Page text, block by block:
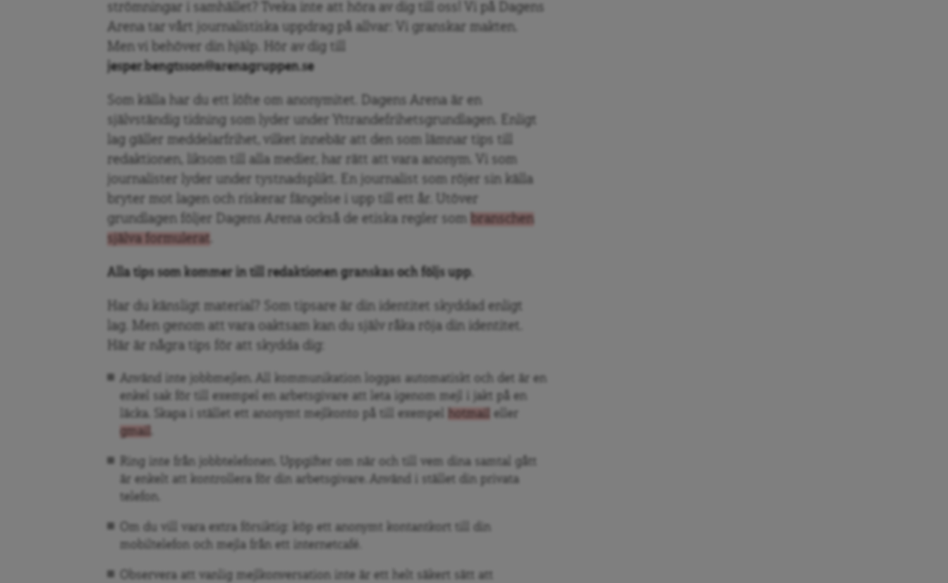
strömningar i samhället? Tveka inte att höra av dig till oss! Vi på Dagens
Arena tar vårt journalistiska uppdrag på allvar: Vi granskar makten.
Men vi behöver din hjälp. Hör av dig till
jesper.bengtsson@arenagruppen.se
Som källa har du ett löfte om anonymitet. Dagens Arena är en
självständig tidning som lyder under Yttrandefrihetsgrundlagen. Enligt
lag gäller meddelarfrihet, vilket innebär att den som lämnar tips till
redaktionen, liksom till alla medier, har rätt att vara anonym. Vi som
journalister lyder under tystnadsplikt. En journalist som röjer sin källa
bryter mot lagen och riskerar fängelse i upp till ett år. Utöver
grundlagen följer Dagens Arena också de etiska regler som
branschen
själva formulerat
Alla tips som kommer in till redaktionen granskas och följs upp.
Har du känsligt material? Som tipsare är din identitet skyddad enligt
lag. Men genom att vara oaktsam kan du själv råka röja din identitet.
Här är några tips för att skydda dig:
Använd inte jobbmejlen. All kommunikation loggas automatiskt och det är en
enkel sak för till exempel en arbetsgivare att leta igenom mejl i jakt på en
läcka. Skapa i stället ett anonymt mejlkonto på till exempel
hotmail
eller
gmail
Ring inte från jobbtelefonen. Uppgifter om när och till vem dina samtal gått
är enkelt att kontrollera för din arbetsgivare. Använd i stället din privata
telefon.
Om du vill vara extra försiktig: köp ett anonymt kontantkort till din
mobiltelefon och mejla från ett internetcafé.
Observera att vanlig mejlkonversation inte är ett helt säkert sätt att